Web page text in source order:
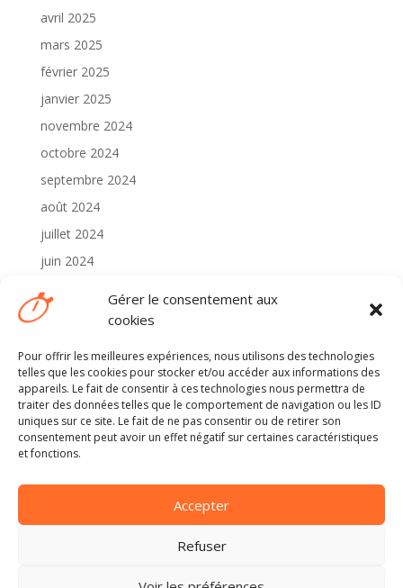
Gérer le consentement aux
cookies
Pour offrir les meilleures expériences, nous utilisons des technologies
telles que les cookies pour stocker et/ou accéder aux informations des
appareils. Le fait de consentir à ces technologies nous permettra de
traiter des données telles que le comportement de navigation ou les ID
uniques sur ce site. Le fait de ne pas consentir ou de retirer son
consentement peut avoir un effet négatif sur certaines caractéristiques
et fonctions.
Accepter
Refuser
avril 2025
mars 2025
février 2025
janvier 2025
novembre 2024
octobre 2024
septembre 2024
août 2024
juillet 2024
juin 2024
mai 2024
avril 2024
Catégories
2024
Non classé
Méta
Connexion